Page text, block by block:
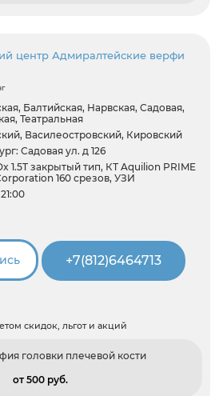
центр Адмиралтейские верфи
Балтийская, Нарвская, Садовая,
Театральная
Василеостровский, Кировский
Садовая ул. д 126
1.5T закрытый тип, КТ Aquilion PRIME
160 срезов, УЗИ
+7(812)6464713
скидок, льгот и акций
головки плечевой кости
от 500 pуб.